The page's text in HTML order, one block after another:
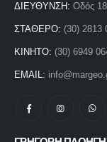
ΔΙΕΥΘΥΝΣΗ: Οδός
ΣΤΑΘΕΡΟ: (30) 2813
ΚΙΝΗΤΟ: (30) 6949
EMAIL: